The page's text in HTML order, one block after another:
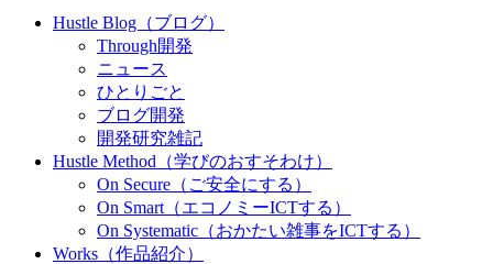
Hustle Blog（ブログ）
Through開発
ニュース
ひとりごと
ブログ開発
開発研究雑記
Hustle Method（学びのおすそわけ）
On Secure（ご安全にする）
On Smart（エコノミーICTする）
On Systematic（おかたい雑事をICTする）
Works（作品紹介）